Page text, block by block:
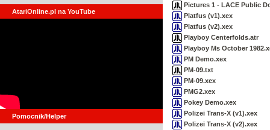
AtariOnline.pl na YouTube
Pomocnik/Helper
Pictures 1 - LACE Public
Platfus (v1).xex
Platfus (v2).xex
Playboy Centerfolds.atr
Playboy Ms October
PM Demo.xex
PM-09.txt
PM-09.xex
PMG2.xex
Pokey Demo.xex
Polizei Trans-X (v1).xex
Polizei Trans-X (v2).xex